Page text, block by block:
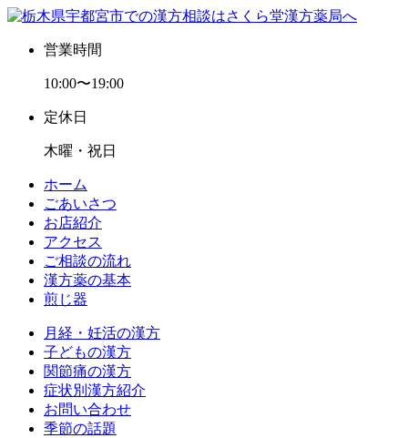
営業時間
10:00〜19:00
定休日
木曜・祝日
ホーム
ごあいさつ
お店紹介
アクセス
ご相談の流れ
漢方薬の基本
煎じ器
月経・妊活の漢方
子どもの漢方
関節痛の漢方
症状別漢方紹介
お問い合わせ
季節の話題